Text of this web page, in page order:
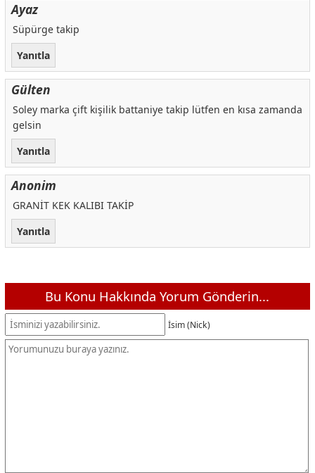
Ayaz
Süpürge takip
Yanıtla
Gülten
Soley marka çift kişilik battaniye takip lütfen en kısa zamanda
gelsin
Yanıtla
Anonim
GRANİT KEK KALIBI TAKİP
Yanıtla
Bu Konu Hakkında Yorum Gönderin...
İsim (Nick)